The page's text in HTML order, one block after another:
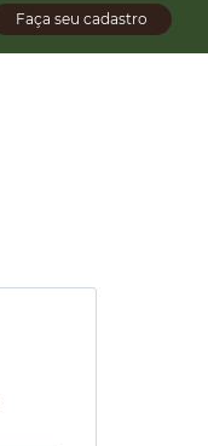
Faça seu cadastro